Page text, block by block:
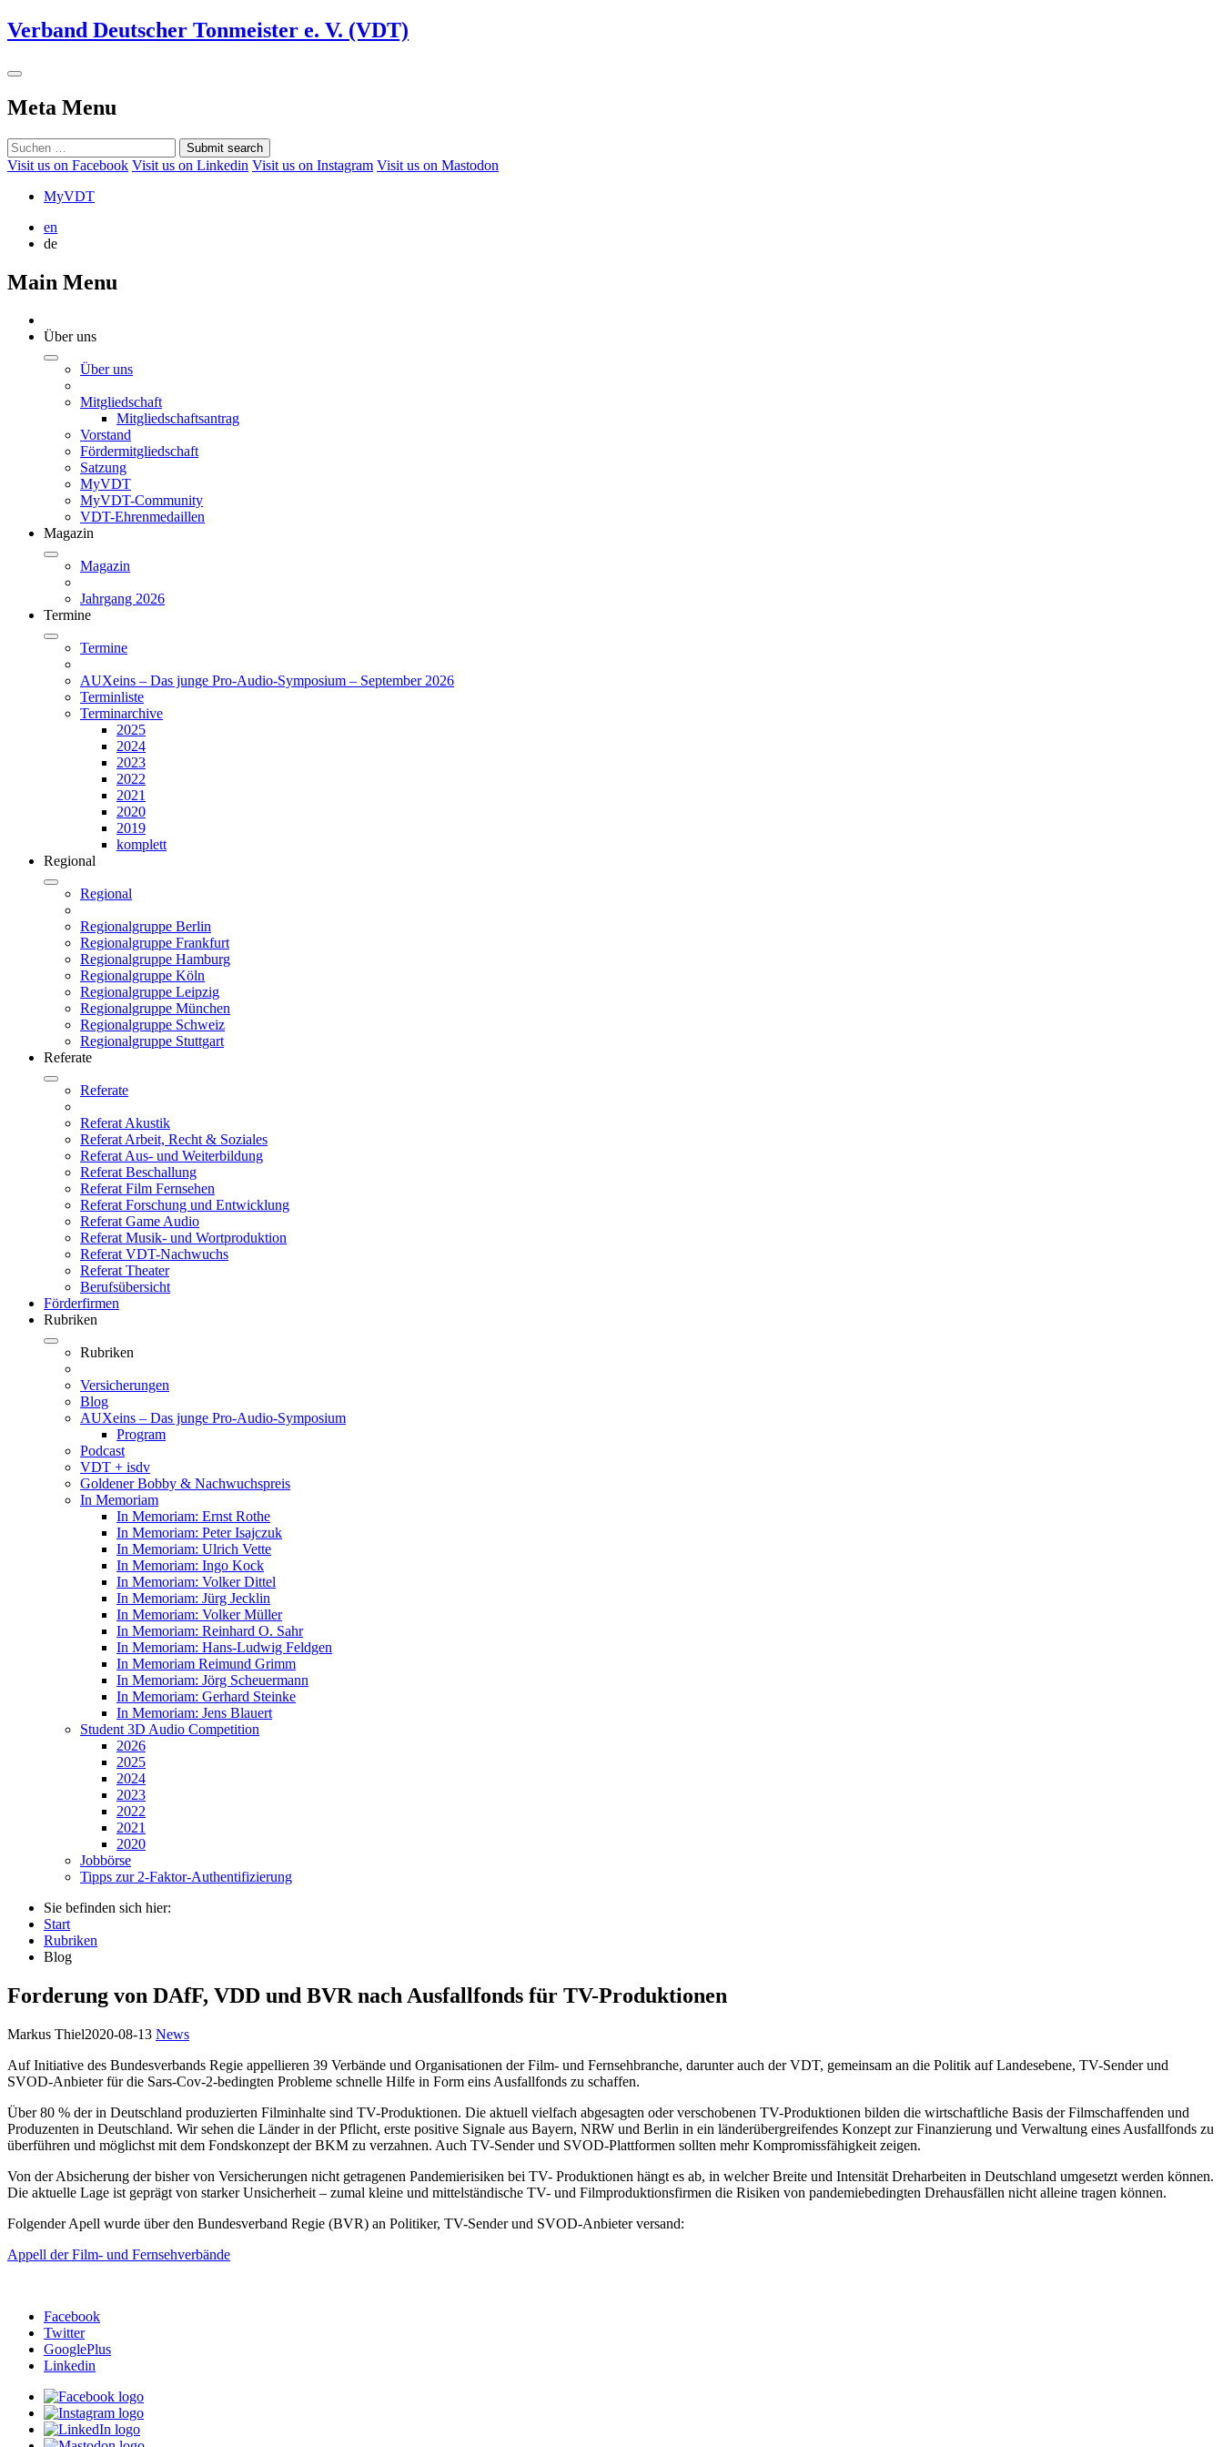
Verband Deutscher Tonmeister e. V. (VDT)
Meta Menu
Submit search
Visit us on Facebook Visit us on Linkedin Visit us on Instagram Visit us on Mastodon
MyVDT
en
de
Main Menu
Über uns
Über uns
Mitgliedschaft
Mitgliedschaftsantrag
Vorstand
Fördermitgliedschaft
Satzung
MyVDT
MyVDT-Community
VDT-Ehrenmedaillen
Magazin
Magazin
Jahrgang 2026
Termine
Termine
AUXeins – Das junge Pro-Audio-Symposium – September 2026
Terminliste
Terminarchive
2025
2024
2023
2022
2021
2020
2019
komplett
Regional
Regional
Regionalgruppe Berlin
Regionalgruppe Frankfurt
Regionalgruppe Hamburg
Regionalgruppe Köln
Regionalgruppe Leipzig
Regionalgruppe München
Regionalgruppe Schweiz
Regionalgruppe Stuttgart
Referate
Referate
Referat Akustik
Referat Arbeit, Recht & Soziales
Referat Aus- und Weiterbildung
Referat Beschallung
Referat Film Fernsehen
Referat Forschung und Entwicklung
Referat Game Audio
Referat Musik- und Wortproduktion
Referat VDT-Nachwuchs
Referat Theater
Berufsübersicht
Förderfirmen
Rubriken
Rubriken
Versicherungen
Blog
AUXeins – Das junge Pro-Audio-Symposium
Program
Podcast
VDT + isdv
Goldener Bobby & Nachwuchspreis
In Memoriam
In Memoriam: Ernst Rothe
In Memoriam: Peter Isajczuk
In Memoriam: Ulrich Vette
In Memoriam: Ingo Kock
In Memoriam: Volker Dittel
In Memoriam: Jürg Jecklin
In Memoriam: Volker Müller
In Memoriam: Reinhard O. Sahr
In Memoriam: Hans-Ludwig Feldgen
In Memoriam Reimund Grimm
In Memoriam: Jörg Scheuermann
In Memoriam: Gerhard Steinke
In Memoriam: Jens Blauert
Student 3D Audio Competition
2026
2025
2024
2023
2022
2021
2020
Jobbörse
Tipps zur 2-Faktor-Authentifizierung
Sie befinden sich hier:
Start
Rubriken
Blog
Forderung von DAfF, VDD und BVR nach Ausfallfonds für TV-Produktionen
Markus Thiel2020-08-13 News
Auf Initiative des Bundesverbands Regie appellieren 39 Verbände und Organisationen der Film- und Fernsehbranche, darunter auch der VDT, gemeinsam an die Politik auf Landesebene, TV-Sender und
SVOD-Anbieter für die Sars-Cov-2-bedingten Probleme schnelle Hilfe in Form eins Ausfallfonds zu schaffen.
Über 80 % der in Deutschland produzierten Filminhalte sind TV-Produktionen. Die aktuell vielfach abgesagten oder verschobenen TV-Produktionen bilden die wirtschaftliche Basis der Filmschaffenden und
Produzenten in Deutschland. Wir sehen die Länder in der Pflicht, erste positive Signale aus Bayern, NRW und Berlin in ein länderübergreifendes Konzept zur Finanzierung und Verwaltung eines Ausfallfonds zu
überführen und möglichst mit dem Fondskonzept der BKM zu verzahnen. Auch TV-Sender und SVOD-Plattformen sollten mehr Kompromissfähigkeit zeigen.
Von der Absicherung der bisher von Versicherungen nicht getragenen Pandemierisiken bei TV- Produktionen hängt es ab, in welcher Breite und Intensität Dreharbeiten in Deutschland umgesetzt werden können.
Die aktuelle Lage ist geprägt von starker Unsicherheit – zumal kleine und mittelständische TV- und Filmproduktionsfirmen die Risiken von pandemiebedingten Drehausfällen nicht alleine tragen können.
Folgender Apell wurde über den Bundesverband Regie (BVR) an Politiker, TV-Sender und SVOD-Anbieter versand:
Appell der Film- und Fernsehverbände
Facebook
Twitter
GooglePlus
Linkedin